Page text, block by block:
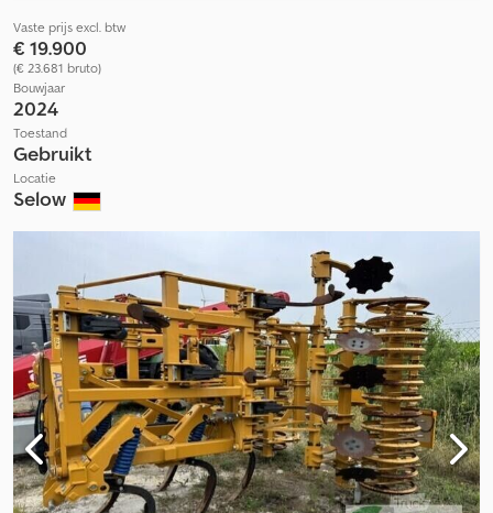
Vaste prijs excl. btw
€ 19.900
(€ 23.681 bruto)
Bouwjaar
2024
Toestand
Gebruikt
Locatie
Selow